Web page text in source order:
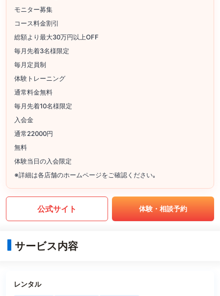
モニター募集
コース料金割引
総額より最大30万円以上OFF
毎月先着3名様限定
毎月定員制
体験トレーニング
通常料金無料
毎月先着10名様限定
入会金
通常22000円
無料
体験当日の入会限定
※詳細は各店舗のホームページをご確認ください｡
公式サイト 体験・相談予約
サービス内容
レンタル